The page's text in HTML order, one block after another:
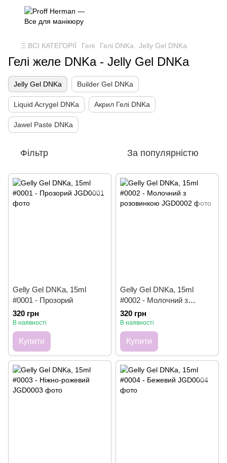
Ξ ВСІ КАТЕГОРІЇ Гелі Гелі DNKa Jelly Gel DNKa
Гелі желе DNKa - Jelly Gel DNKa
Jelly Gel DNKa Builder Gel DNKa
Liquid Acrygel DNKa Акрил Гелі DNKa
Jawel Paste DNKa
Фільтр За популярністю
Gelly Gel DNKa, 15ml
#0001 - Прозорий
320 грн
В наявності
Купити
Gelly Gel DNKa, 15ml
#0002 - Молочний з
розовинкою
320 грн
В наявності
Купити